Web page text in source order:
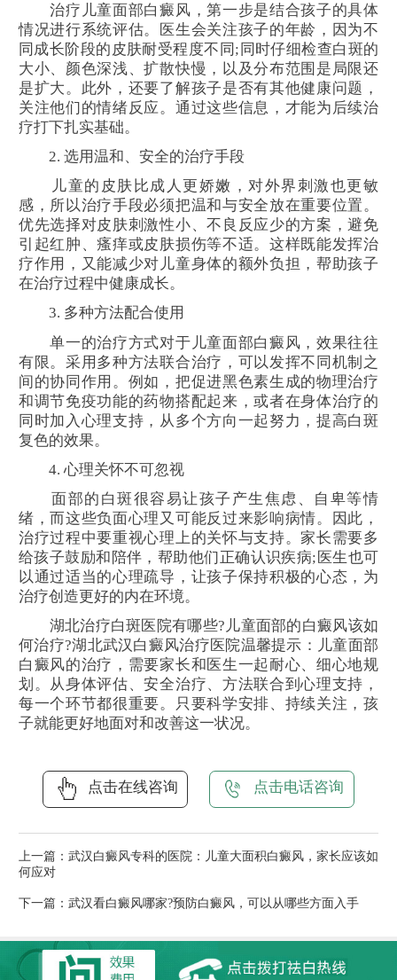
治疗儿童面部白癜风，第一步是结合孩子的具体
情况进行系统评估。医生会关注孩子的年龄，因为不
同成长阶段的皮肤耐受程度不同;同时仔细检查白斑的
大小、颜色深浅、扩散快慢，以及分布范围是局限还
是扩大。此外，还要了解孩子是否有其他健康问题，
关注他们的情绪反应。通过这些信息，才能为后续治
疗打下扎实基础。
2. 选用温和、安全的治疗手段
儿童的皮肤比成人更娇嫩，对外界刺激也更敏
感，所以治疗手段必须把温和与安全放在重要位置。
优先选择对皮肤刺激性小、不良反应少的方案，避免
引起红肿、瘙痒或皮肤损伤等不适。这样既能发挥治
疗作用，又能减少对儿童身体的额外负担，帮助孩子
在治疗过程中健康成长。
3. 多种方法配合使用
单一的治疗方式对于儿童面部白癜风，效果往往
有限。采用多种方法联合治疗，可以发挥不同机制之
间的协同作用。例如，把促进黑色素生成的物理治疗
和调节免疫功能的药物搭配起来，或者在身体治疗的
同时加入心理支持，从多个方向一起努力，提高白斑
复色的效果。
4. 心理关怀不可忽视
面部的白斑很容易让孩子产生焦虑、自卑等情
绪，而这些负面心理又可能反过来影响病情。因此，
治疗过程中要重视心理上的关怀与支持。家长需要多
给孩子鼓励和陪伴，帮助他们正确认识疾病;医生也可
以通过适当的心理疏导，让孩子保持积极的心态，为
治疗创造更好的内在环境。
湖北治疗白斑医院有哪些?儿童面部的白癜风该如
何治疗?湖北武汉白癜风治疗医院温馨提示：儿童面部
白癜风的治疗，需要家长和医生一起耐心、细心地规
划。从身体评估、安全治疗、方法联合到心理支持，
每一个环节都很重要。只要科学安排、持续关注，孩
子就能更好地面对和改善这一状况。
点击在线咨询 点击电话咨询
上一篇： 武汉白癜风专科的医院：儿童大面积白癜风，家长应该如
何应对
下一篇： 武汉看白癜风哪家?预防白癜风，可以从哪些方面入手